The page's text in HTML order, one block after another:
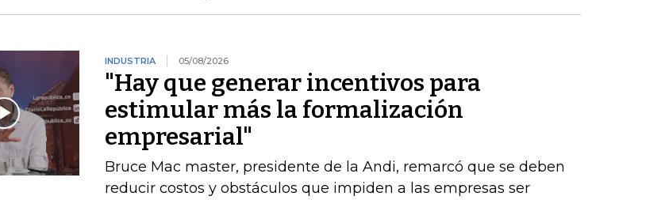
INDUSTRIA 05/08/2026
"Hay que generar incentivos para
estimular más la formalización
empresarial"
Bruce Mac master, presidente de la Andi, remarcó que se deben
reducir costos y obstáculos que impiden a las empresas ser